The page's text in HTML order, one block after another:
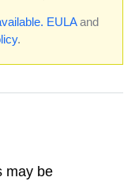
EULAand
.
may be